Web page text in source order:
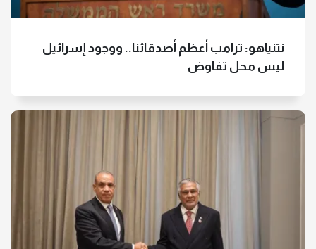
نتنياهو: ترامب أعظم أصدقائنا.. ووجود إسرائيل
ليس محل تفاوض